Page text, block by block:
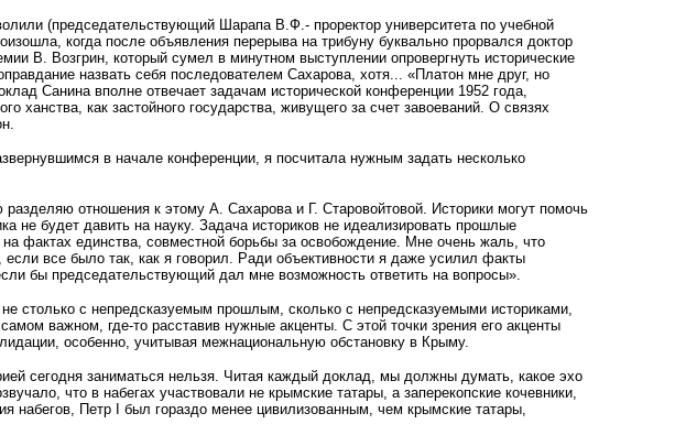
(председательствующий Шарапа В.Ф.- проректор университета по учебной
когда после объявления перерыва на трибуну буквально прорвался доктор
В. Возгрин, который сумел в минутном выступлении опровергнуть исторические
назвать себя последователем Сахарова, хотя... «Платон мне друг, но
Санина вполне отвечает задачам исторической конференции 1952 года,
ханства, как застойного государства, живущего за счет завоеваний. О связях
в начале конференции, я посчитала нужным задать несколько
отношения к этому А. Сахарова и Г. Старовойтовой. Историки могут помочь
не будет давить на науку. Задача историков не идеализировать прошлые
фактах единства, совместной борьбы за освобождение. Мне очень жаль, что
все было так, как я говорил. Ради объективности я даже усилил факты
бы председательствующий дал мне возможность ответить на вопросы».
столько с непредсказуемым прошлым, сколько с непредсказуемыми историками,
важном, где-то расставив нужные акценты. С этой точки зрения его акценты
особенно, учитывая межнациональную обстановку в Крыму.
сегодня заниматься нельзя. Читая каждый доклад, мы должны думать, какое эхо
что в набегах участвовали не крымские татары, а заперекопские кочевники,
набегов, Петр I был гораздо менее цивилизованным, чем крымские татары,